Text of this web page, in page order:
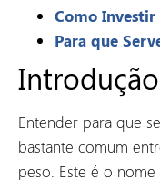
Como Investir
Para que
Introdução
Entender para que
bastante comum
peso. Este é o